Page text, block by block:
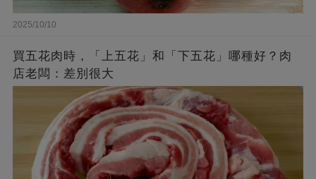
2025/10/10
買五花肉時，「上五花」和「下五花」哪種好？肉
店老闆：差別很大